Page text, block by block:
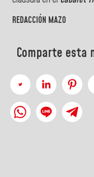
REDACCIÓN MAZO
Comparte esta